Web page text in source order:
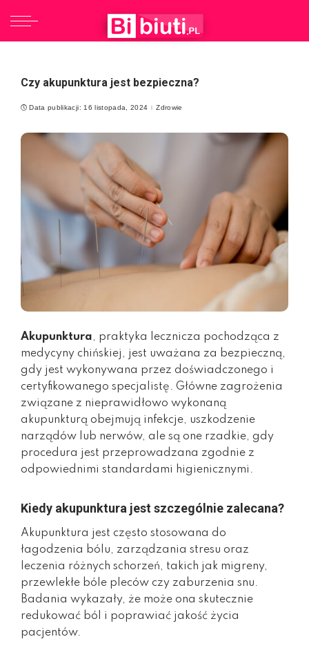
Czy akupunktura jest bezpieczna?
Data publikacji: 16 listopada, 2024 Zdrowie
Akupunktura, praktyka lecznicza pochodząca z
medycyny chińskiej, jest uważana za bezpieczną,
gdy jest wykonywana przez doświadczonego i
certyfikowanego specjalistę. Główne zagrożenia
związane z nieprawidłowo wykonaną
akupunkturą obejmują infekcje, uszkodzenie
narządów lub nerwów, ale są one rzadkie, gdy
procedura jest przeprowadzana zgodnie z
odpowiednimi standardami higienicznymi.
Kiedy akupunktura jest szczególnie zalecana?
Akupunktura jest często stosowana do
łagodzenia bólu, zarządzania stresu oraz
leczenia różnych schorzeń, takich jak migreny,
przewlekłe bóle pleców czy zaburzenia snu.
Badania wykazały, że może ona skutecznie
redukować ból i poprawiać jakość życia
pacjentów.